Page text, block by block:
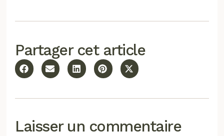
Partager cet article
Laisser un commentaire